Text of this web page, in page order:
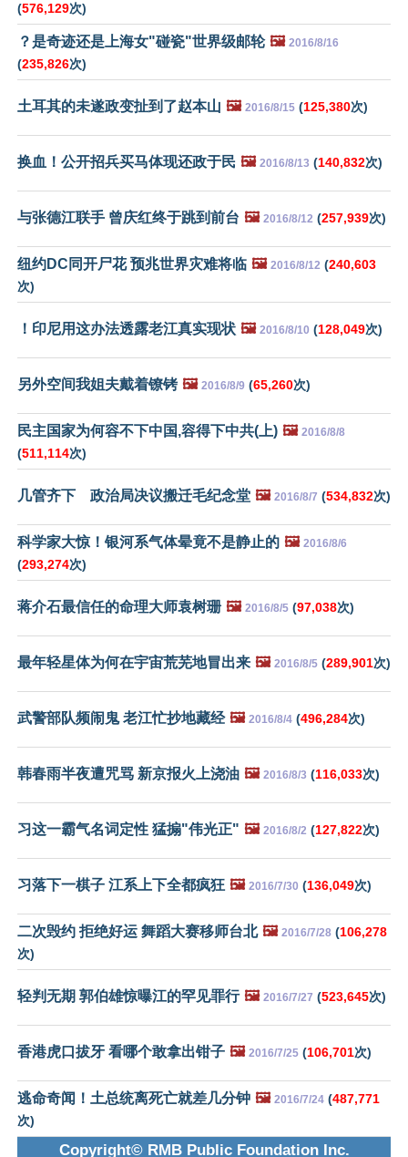
(576,129次)
？是奇迹还是上海女"碰瓷"世界级邮轮 🖼️ 2016/8/16
(235,826次)
土耳其的未遂政变扯到了赵本山 🖼️ 2016/8/15 (125,380次)
换血！公开招兵买马体现还政于民 🖼️ 2016/8/13 (140,832次)
与张德江联手 曾庆红终于跳到前台 🖼️ 2016/8/12 (257,939次)
纽约DC同开尸花 预兆世界灾难将临 🖼️ 2016/8/12 (240,603
次)
！印尼用这办法透露老江真实现状 🖼️ 2016/8/10 (128,049次)
另外空间我姐夫戴着镣铐 🖼️ 2016/8/9 (65,260次)
民主国家为何容不下中国,容得下中共(上) 🖼️ 2016/8/8
(511,114次)
几管齐下 政治局决议搬迁毛纪念堂 🖼️ 2016/8/7 (534,832次)
科学家大惊！银河系气体晕竟不是静止的 🖼️ 2016/8/6
(293,274次)
蒋介石最信任的命理大师袁树珊 🖼️ 2016/8/5 (97,038次)
最年轻星体为何在宇宙荒芜地冒出来 🖼️ 2016/8/5 (289,901次)
武警部队频闹鬼 老江忙抄地藏经 🖼️ 2016/8/4 (496,284次)
韩春雨半夜遭咒骂 新京报火上浇油 🖼️ 2016/8/3 (116,033次)
习这一霸气名词定性 猛搧"伟光正" 🖼️ 2016/8/2 (127,822次)
习落下一棋子 江系上下全都疯狂 🖼️ 2016/7/30 (136,049次)
二次毁约 拒绝好运 舞蹈大赛移师台北 🖼️ 2016/7/28 (106,278
次)
轻判无期 郭伯雄惊曝江的罕见罪行 🖼️ 2016/7/27 (523,645次)
香港虎口拔牙 看哪个敢拿出钳子 🖼️ 2016/7/25 (106,701次)
逃命奇闻！土总统离死亡就差几分钟 🖼️ 2016/7/24 (487,771
次)
Copyright© RMB Public Foundation Inc.